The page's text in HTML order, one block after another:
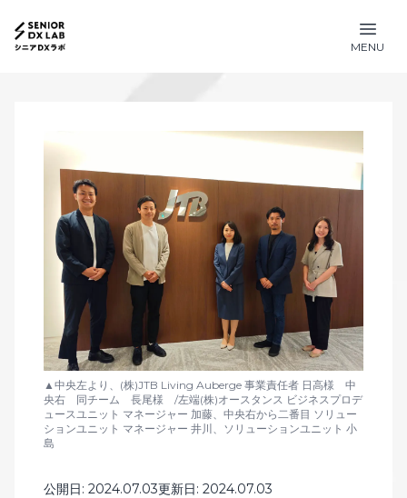
MENU
▲中央左より、(株)JTB Living Auberge 事業責任者 日高様 中
央右 同チーム 長尾様 /左端(株)オースタンス ビジネスプロデ
ュースユニット マネージャー 加藤、中央右から二番目 ソリュー
ションユニット マネージャー 井川、ソリューションユニット 小
島
公開日: 2024.07.03更新日: 2024.07.03